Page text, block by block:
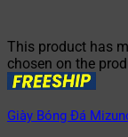
This product has
chosen on the
Giày Bóng Đá